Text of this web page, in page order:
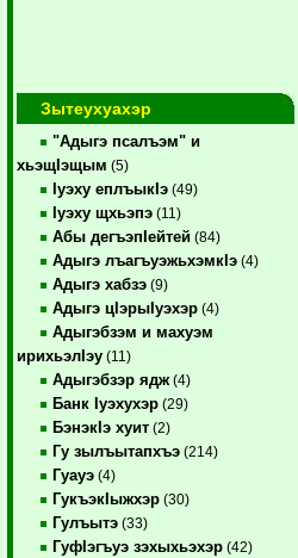
Зытеухуахэр
"Адыгэ псалъэм" и
хьэщIэщым (5)
Iуэху еплъыкIэ (49)
Iуэху щхьэпэ (11)
Абы дегъэпIейтей (84)
Адыгэ лъагъуэжьхэмкIэ (4)
Адыгэ хабзэ (9)
Адыгэ цIэрыIуэхэр (4)
Адыгэбзэм и махуэм
ирихьэлIэу (11)
Адыгэбзэр ядж (4)
Банк Iуэхухэр (29)
БэнэкIэ хуит (2)
Гу зылъытапхъэ (214)
Гуауэ (4)
ГукъэкIыжхэр (30)
Гулъытэ (33)
ГуфIэгъуэ зэхыхьэхэр (42)